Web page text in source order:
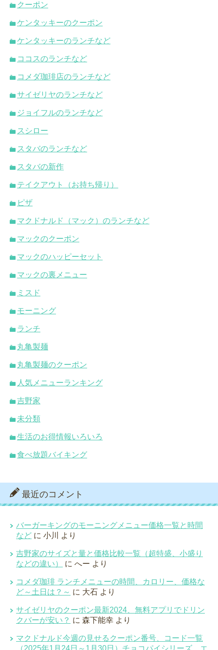
クーポン
ケンタッキーのクーポン
ケンタッキーのランチなど
ココスのランチなど
コメダ珈琲店のランチなど
サイゼリヤのランチなど
ジョイフルのランチなど
スシロー
スタバのランチなど
スタバの新作
テイクアウト（お持ち帰り）
ピザ
マクドナルド（マック）のランチなど
マックのクーポン
マックのハッピーセット
マックの裏メニュー
ミスド
モーニング
ランチ
丸亀製麺
丸亀製麺のクーポン
人気メニューランキング
吉野家
未分類
生活のお得情報いろいろ
食べ放題バイキング
最近のコメント
バーガーキングのモーニングメニュー価格一覧と時間
など に 小川 より
吉野家のサイズと量と価格比較一覧（超特盛、小盛り
などの違い）
に へー より
コメダ珈琲 ランチメニューの時間、カロリー、価格な
ど～土日は？～ に 大石 より
サイゼリヤのクーポン最新2024、無料アプリでドリン
クバーが安い？ に 森下能幸 より
マクドナルド今週の見せるクーポン番号、コード一覧